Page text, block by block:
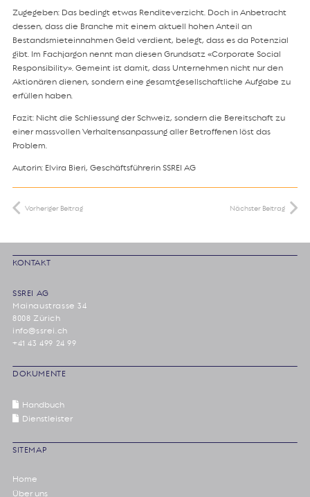
Zugegeben: Das bedingt etwas Renditeverzicht. Doch in Anbetracht
dessen, dass die Branche mit einem aktuell hohen Anteil an
Bestandsmieteinnahmen Geld verdient, belegt, dass es da Potenzial
gibt. Im Fachjargon nennt man diesen Grundsatz «Corporate Social
Responsibility». Gemeint ist damit, dass Unternehmen nicht nur den
Aktionären dienen, sondern eine gesamtgesellschaftliche Aufgabe zu
erfüllen haben.
Fazit: Nicht die Schliessung der Schweiz, sondern die Bereitschaft zu
einer massvollen Verhaltensanpassung aller Betroffenen löst das
Problem.
Autorin: Elvira Bieri, Geschäftsführerin SSREI AG
Vorheriger Beitrag Nächster Beitrag
KONTAKT
SSREI AG
Mainaustrasse 34
8008 Zürich
info@ssrei.ch
+41 43 499 24 99
DOKUMENTE
Handbuch
Dienstleister
SITEMAP
Home
Über uns